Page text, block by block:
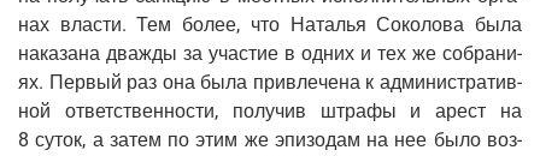
нах вла­сти. Тем более, что Ната­лья Соко­ло­ва была
нака­за­на два­жды за уча­стие в одних и тех же собра­ни­
ях. Пер­вый раз она была при­вле­че­на к адми­ни­стра­тив­
ной ответ­ствен­но­сти, полу­чив штра­фы и арест на
8 суток, а затем по этим же эпи­зо­дам на нее было воз­